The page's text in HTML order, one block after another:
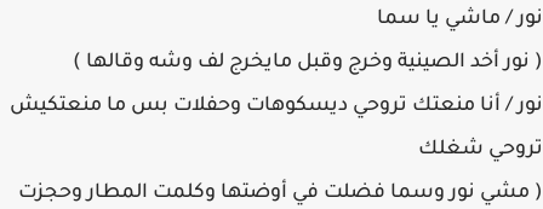
نور / ماشي يا سما
( نور أخد الصينية وخرج وقبل مايخرج لف وشه وقالها )
نور / أنا منعتك تروحي ديسكوهات وحفلات بس ما منعتكيش
تروحي شغلك
( مشي نور وسما فضلت في أوضتها وكلمت المطار وحجزت